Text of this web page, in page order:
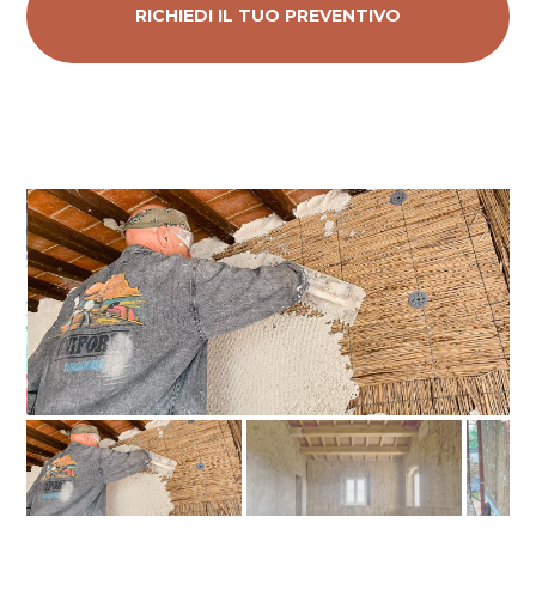
RICHIEDI IL TUO PREVENTIVO